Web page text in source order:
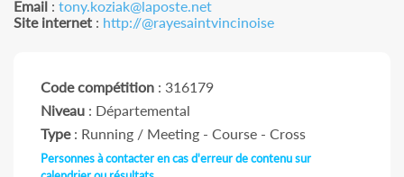
Email : tony.koziak@laposte.net
Site internet : http://@rayesaintvincinoise
Code compétition : 316179
Niveau : Départemental
Type: Running / Meeting - Course - Cross
Personnes à contacter en cas d'erreur de contenu sur